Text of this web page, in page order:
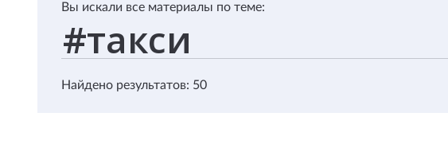
Вы искали все материалы по теме:
Найдено результатов: 50